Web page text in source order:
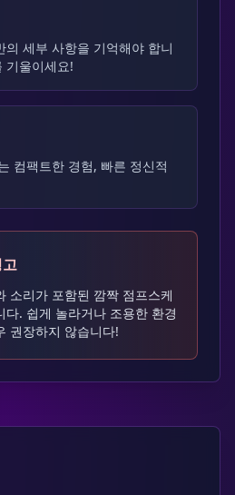
의 세부 사항을 기억해야 합니
울이세요!
컴팩트한 경험, 빠른 정신적
소리가 포함된 깜짝 점프스케
다. 쉽게 놀라거나 조용한 환경
권장하지 않습니다!